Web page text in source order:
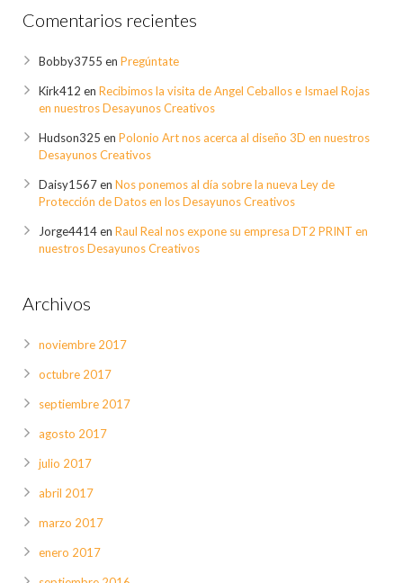
Comentarios recientes
Bobby3755 en Pregúntate
Kirk412 en Recibimos la visita de Angel Ceballos e Ismael Rojas
en nuestros Desayunos Creativos
Hudson325 en Polonio Art nos acerca al diseño 3D en nuestros
Desayunos Creativos
Daisy1567en Nos ponemos al día sobre la nueva Ley de
Protección de Datos en los Desayunos Creativos
Jorge4414en Raul Real nos expone su empresa DT2 PRINT en
nuestros Desayunos Creativos
Archivos
noviembre 2017
octubre 2017
septiembre 2017
agosto 2017
julio 2017
abril 2017
marzo 2017
enero 2017